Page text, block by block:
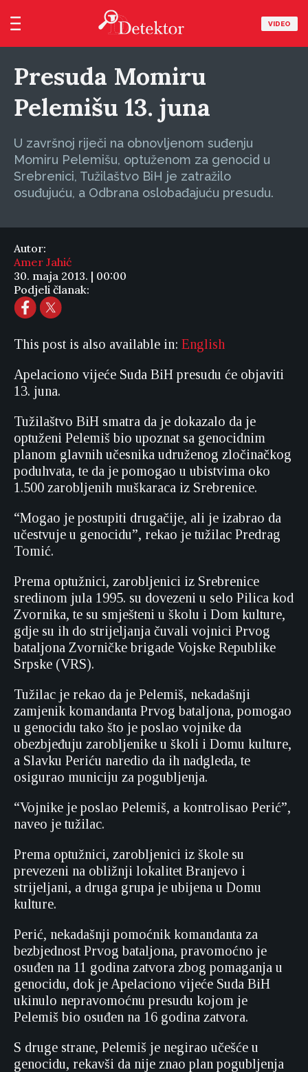
VIDEO
Presuda Momiru
Pelemišu 13. juna
U završnoj riječi na obnovljenom suđenju
Momiru Pelemišu, optuženom za genocid u
Srebrenici, Tužilaštvo BiH je zatražilo
osuđujuću, a Odbrana oslobađajuću presudu.
Autor:
Amer Jahić
30. maja 2013. | 00:00
Podjeli članak:
This post is also available in: English
Apelaciono vijeće Suda BiH presudu će objaviti
13. juna.
Tužilaštvo BiH smatra da je dokazalo da je
optuženi Pelemiš bio upoznat sa genocidnim
planom glavnih učesnika udruženog zločinačkog
poduhvata, te da je pomogao u ubistvima oko
1.500 zarobljenih muškaraca iz Srebrenice.
“Mogao je postupiti drugačije, ali je izabrao da
učestvuje u genocidu”, rekao je tužilac Predrag
Tomić.
Prema optužnici, zarobljenici iz Srebrenice
sredinom jula 1995. su dovezeni u selo Pilica kod
Zvornika, te su smješteni u školu i Dom kulture,
gdje su ih do strijeljanja čuvali vojnici Prvog
bataljona Zvorničke brigade Vojske Republike
Srpske (VRS).
Tužilac je rekao da je Pelemiš, nekadašnji
zamjenik komandanta Prvog bataljona, pomogao
u genocidu tako što je poslao vojnike da
obezbjeđuju zarobljenike u školi i Domu kulture,
a Slavku Periću naredio da ih nadgleda, te
osigurao municiju za pogubljenja.
“Vojnike je poslao Pelemiš, a kontrolisao Perić”,
naveo je tužilac.
Prema optužnici, zarobljenici iz škole su
prevezeni na obližnji lokalitet Branjevo i
strijeljani, a druga grupa je ubijena u Domu
kulture.
Perić, nekadašnji pomoćnik komandanta za
bezbjednost Prvog bataljona, pravomoćno je
osuđen na 11 godina zatvora zbog pomaganja u
genocidu, dok je Apelaciono vijeće Suda BiH
ukinulo nepravomoćnu presudu kojom je
Pelemiš bio osuđen na 16 godina zatvora.
S druge strane, Pelemiš je negirao učešće u
genocidu, rekavši da nije znao plan pogubljenja